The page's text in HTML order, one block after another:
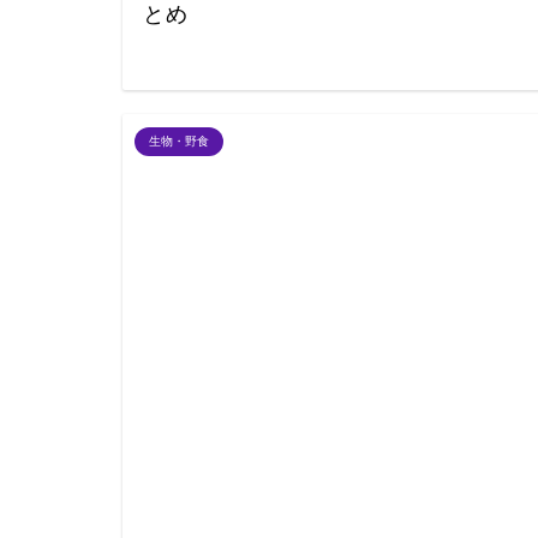
とめ
生物・野食